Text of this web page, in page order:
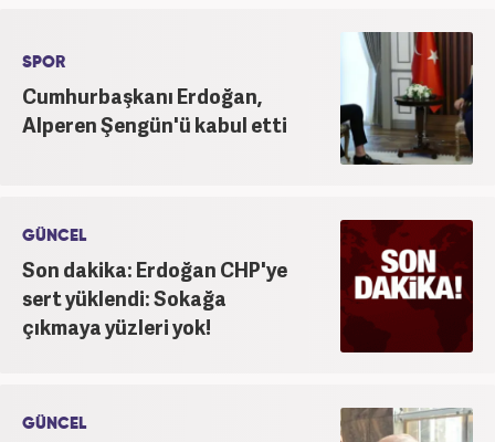
SPOR
Cumhurbaşkanı Erdoğan,
Alperen Şengün'ü kabul etti
GÜNCEL
Son dakika: Erdoğan CHP'ye
sert yüklendi: Sokağa
çıkmaya yüzleri yok!
GÜNCEL